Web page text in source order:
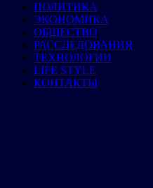
ПОЛИТИКА
ЭКОНОМИКА
ОБЩЕСТВО
РАССЛЕДОВАНИЯ
ТЕХНОЛОГИИ
LIFE STYLE
КОНТАКТЫ